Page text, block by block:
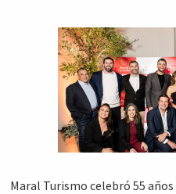
Maral Turismo celebró 55